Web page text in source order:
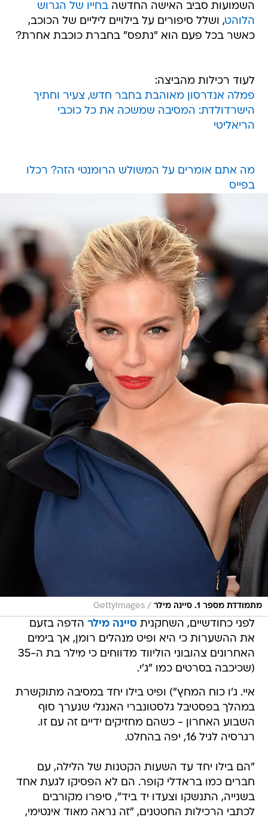
השמועות סביב האישה החדשהבחייו של הגרוש
הלוהט, ושלל סיפורים על בילויים ליליים של הכוכב,
כאשר בכל פעם הוא "נתפס" בחברת כוכבת אחרת?
לעוד רכילות מהביצה:
פמלה אנדרסון מאוהבת בחבר חדש, צעיר וחתיך
הישרדולדת: המסיבה שמשכה את כל כוכבי
הריאליטי
מה אתם אומרים על המשולש הרומנטי הזה? רכלו
בפייס
מתמודדת מספר 1. סיינה מילר /
GettyImages
לפני כחודשיים, השחקניתסיינה מילר הדפה בזעם
את ההשערות כי היא ופיט מנהלים רומן, אך בימים
האחרונים צהובוני הוליווד מדווחים כי מילר בת ה-35
(שכיכבה בסרטים כמו "ג'י.
איי. ג'ו כוח המחץ") ופיט בילו יחד במסיבה מתוקשרת
במהלך בפסטיבל גלסטונברי האנגלי שנערך סוף
השבוע האחרון - כשהם מחזיקים ידיים זה עם זו.
רגרסיה לגיל 16, יפה בהחלט.
"הם בילו יחד עד השעות הקטנות של הלילה, עם
חברים כמו בראדלי קופר. הם לא הפסיקו לגעת אחד
בשנייה, התנשקו וצעדו יד ביד", סיפרו מקורבים
לכתבי הרכילות החטטנים, "זה נראה מאוד אינטימי,